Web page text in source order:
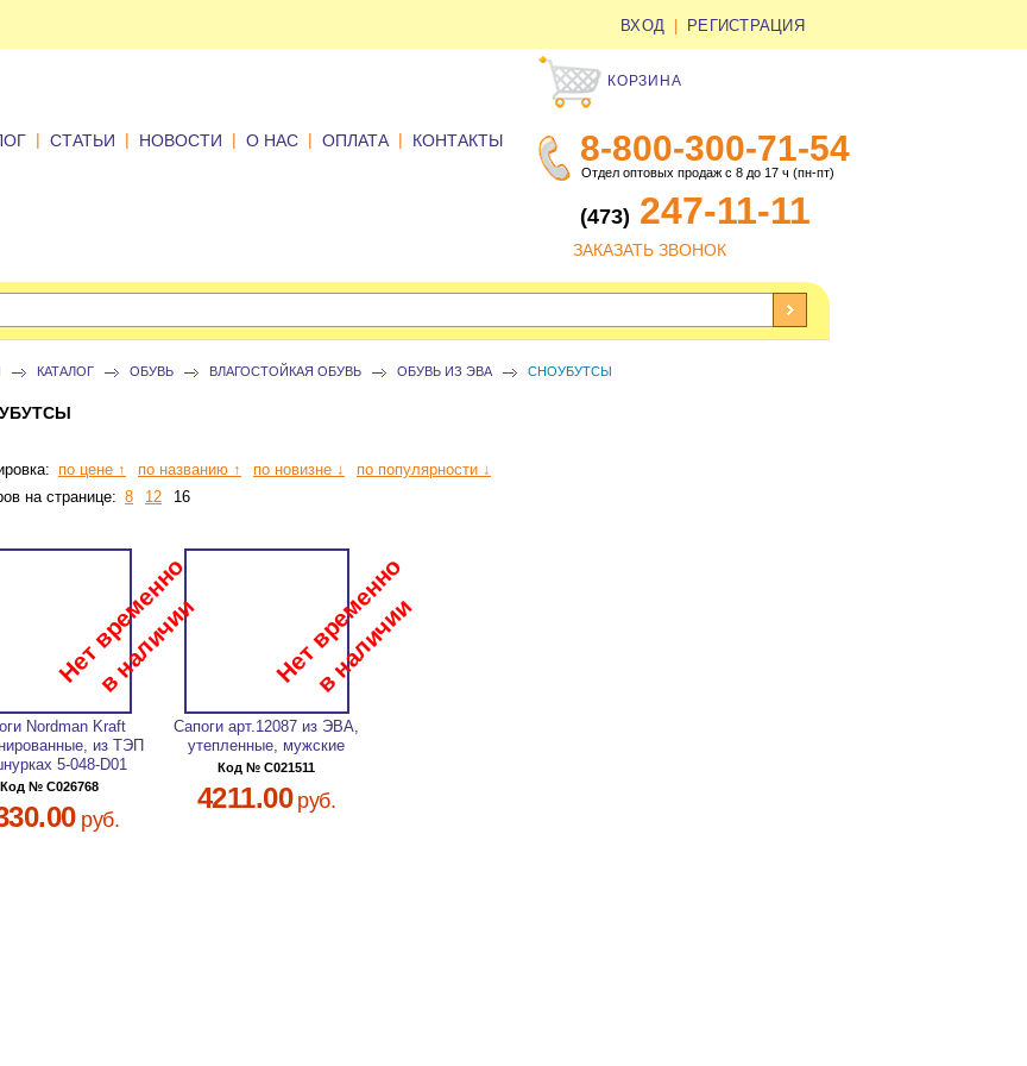
ВХОД РЕГИСТРАЦИЯ
КОРЗИНА
8-800-300-71-54
Отдел оптовых продаж с 8 до 17 ч (пн-пт)
(473) 247-11-11
ЗАКАЗАТЬ ЗВОНОК
| СТАТЬИ | НОВОСТИ | О НАС | ОПЛАТА | КОНТАКТЫ
КАТАЛОГ ОБУВЬ ВЛАГОСТОЙКАЯ ОБУВЬ ОБУВЬ ИЗ ЭВА СНОУБУТСЫ
по цене ↑ по названию ↑ по новизне ↓
по популярности ↓
на странице: 8 12 16
Nordman Kraft
из ТЭП
5-048-D01
Код № C026768
руб.
Сапоги арт.12087 из ЭВА,
утепленные, мужские
Код № C021511
4211.00руб.